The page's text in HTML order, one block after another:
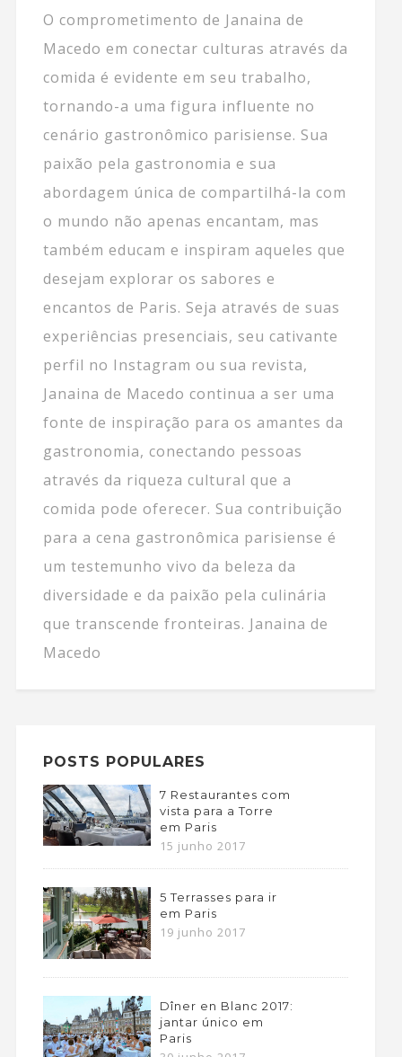
O comprometimento de Janaina de
Macedo em conectar culturas através da
comida é evidente em seu trabalho,
tornando-a uma figura influente no
cenário gastronômico parisiense. Sua
paixão pela gastronomia e sua
abordagem única de compartilhá-la com
o mundo não apenas encantam, mas
também educam e inspiram aqueles que
desejam explorar os sabores e
encantos de Paris. Seja através de suas
experiências presenciais, seu cativante
perfil no Instagram ou sua revista,
Janaina de Macedo continua a ser uma
fonte de inspiração para os amantes da
gastronomia, conectando pessoas
através da riqueza cultural que a
comida pode oferecer. Sua contribuição
para a cena gastronômica parisiense é
um testemunho vivo da beleza da
diversidade e da paixão pela culinária
que transcende fronteiras. Janaina de
Macedo
POSTS POPULARES
7 Restaurantes com
vista para a Torre
em Paris
15 junho 2017
5 Terrasses para ir
em Paris
19 junho 2017
Dîner en Blanc 2017:
jantar único em
Paris